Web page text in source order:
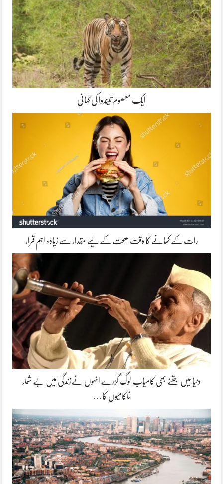
ایک معصوم تیندوا کی کہانی
رات کے کھانے کا وقت صحت کے لیے مقدار سے زیادہ اہم قرار
دنیا میں جتنے بھی کامیاب لوگ گزرے انہوں نےزندگی میں بے شمار
ناکامیوں کا…